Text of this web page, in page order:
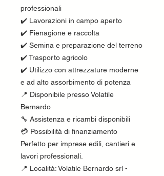
professionali
✔️ Lavorazioni in campo aperto
✔️ Fienagione e raccolta
✔️ Semina e preparazione del terreno
✔️ Trasporto agricolo
✔️ Utilizzo con attrezzature moderne
e ad alto assorbimento di potenza
📍 Disponibile presso Volatile
Bernardo
🔧 Assistenza e ricambi disponibili
💳 Possibilità di finanziamento
Perfetto per imprese edili, cantieri e
lavori professionali.
📍 Località: Volatile Bernardo srl -